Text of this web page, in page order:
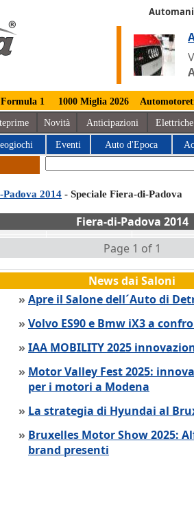
Formula 1 1000 Miglia 2026
Novità Anticipazioni Elettriche
Eventi Auto d'Epoca
2014 - Speciale Fiera-di-Padova
Fiera-di-Padova 2014
Page 1 of 1
News dai Saloni
» Apre il Salone dell´Auto di
» Volvo ES90 e Bmw iX3 a
» IAA MOBILITY 2025
» Motor Valley Fest 2025:
per i motori a Modena
» La strategia di Hyundai al
» Bruxelles Motor Show 2025:
brand presenti